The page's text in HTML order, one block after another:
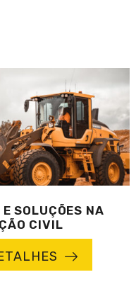
SOLUÇÕES NA
CIVIL